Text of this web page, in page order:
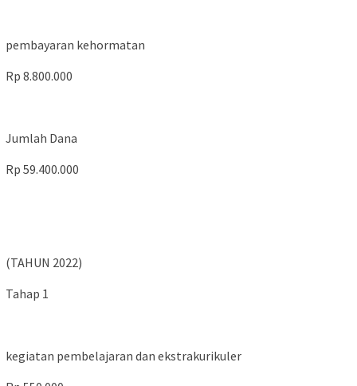
pembayaran kehormatan
Rp 8.800.000
Jumlah Dana
Rp 59.400.000
(TAHUN 2022)
Tahap 1
kegiatan pembelajaran dan ekstrakurikuler